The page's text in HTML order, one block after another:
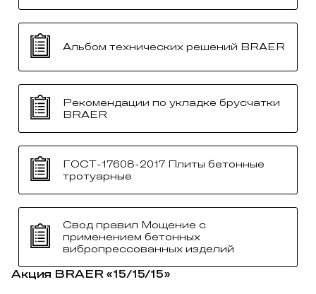
Альбом технических решений BRAER
Рекомендации по укладке брусчатки
BRAER
ГОСТ-17608-2017 Плиты бетонные
тротуарные
Свод правил Мощение с
применением бетонных
вибропрессованных изделий
Акция BRAER «15/15/15»